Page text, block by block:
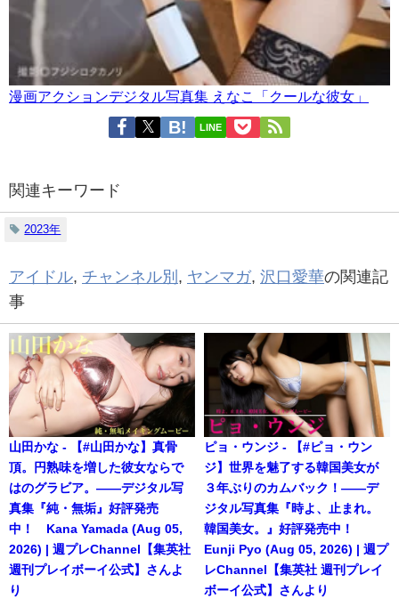
漫画アクションデジタル写真集 えなこ「クールな彼女」
LINE
関連キーワード
2023年
アイドル, チャンネル別 , ヤンマガ, 沢口愛華の関連記
事
山田かな - 【#山田かな】真骨
頂。円熟味を増した彼女ならで
はのグラビア。――デジタル写
真集『純・無垢』好評発売
中！ Kana Yamada (Aug 05,
2026) | 週プレChannel【集英社
週刊プレイボーイ公式】さんよ
り
ピョ・ウンジ - 【#ピョ・ウン
ジ】世界を魅了する韓国美女が
３年ぶりのカムバック！――デ
ジタル写真集『時よ、止まれ。
韓国美女。』好評発売中！
Eunji Pyo (Aug 05, 2026) | 週プ
レChannel【集英社 週刊プレイ
ボーイ公式】さんより